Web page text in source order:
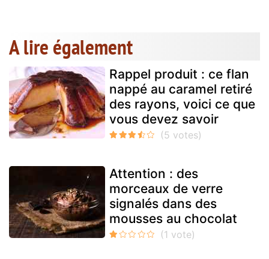
A lire également
Rappel produit : ce flan
nappé au caramel retiré
des rayons, voici ce que
vous devez savoir
Attention : des
morceaux de verre
signalés dans des
mousses au chocolat